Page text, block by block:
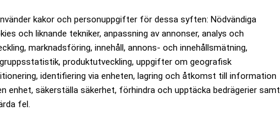
kakor och personuppgifter för dessa syften: Nödvändiga
och liknande tekniker, anpassning av annonser, analys och
marknadsföring, innehåll, annons- och innehållsmätning,
produktutveckling, uppgifter om geografisk
identifiering via enheten, lagring och åtkomst till information
enhet, säkerställa säkerhet, förhindra och upptäcka bedrägerier samt
fel.
– största utländska någonsin